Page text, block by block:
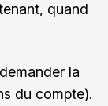
quand
la
du compte).